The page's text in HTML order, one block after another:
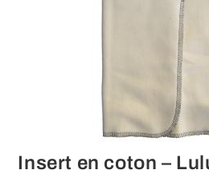
Insert en coton –